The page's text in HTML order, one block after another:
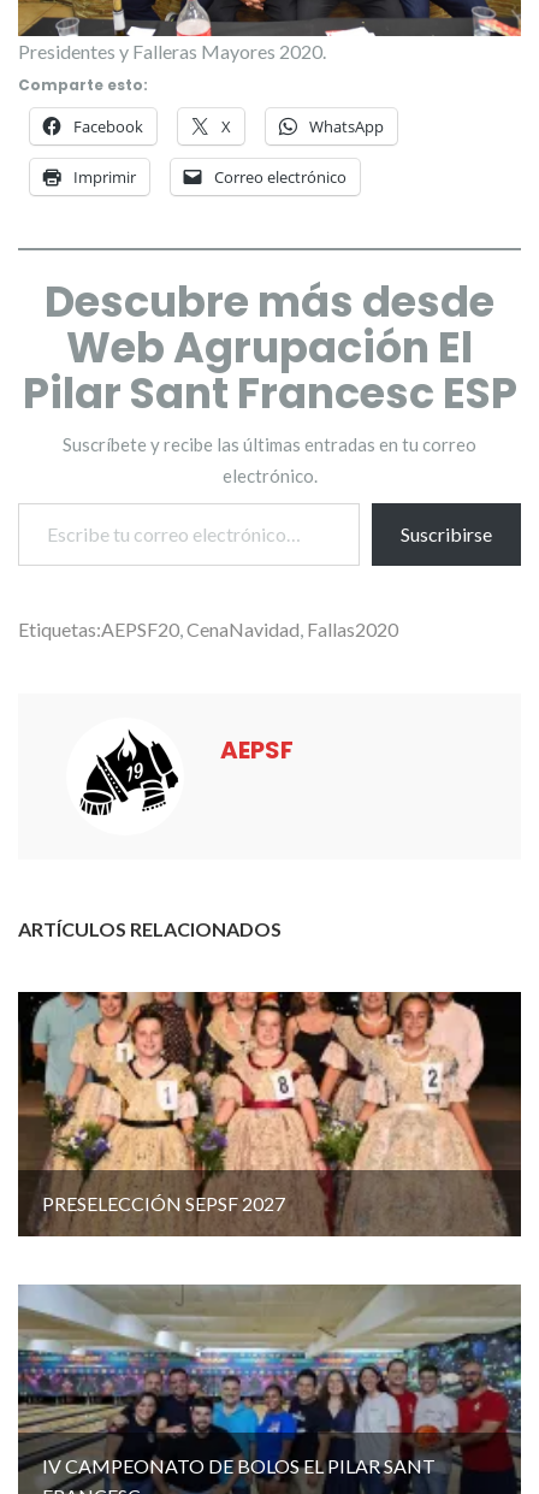
Presidentes y Falleras Mayores 2020.
Comparte esto:
Facebook X WhatsApp
Imprimir Correo electrónico
Descubre más desde
Web Agrupación El
Pilar Sant Francesc ESP
Suscríbete y recibe las últimas entradas en tu correo
electrónico.
Escribe tu correo electrónico…
Suscribirse
Etiquetas:AEPSF20 CenaNavidad Fallas2020
AEPSF
ARTÍCULOS RELACIONADOS
PRESELECCIÓN SEPSF 2027
IV CAMPEONATO DE BOLOS EL PILAR SANT